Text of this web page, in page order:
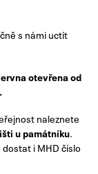
s námi uctít
otevřena od
naleznete
u památníku.
i MHD číslo